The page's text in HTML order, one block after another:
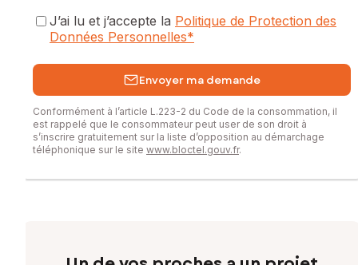
J’ai lu et j’accepte la Politique de Protection des
Données Personnelles*
Envoyer ma demande
Conformément à l’article L.223-2 du Code de la consommation, il
est rappelé que le consommateur peut user de son droit à
s’inscrire gratuitement sur la liste d’opposition au démarchage
téléphonique sur le site www.bloctel.gouv.fr.